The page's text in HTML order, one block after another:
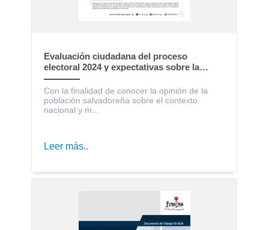
Evaluación ciudadana del proceso
electoral 2024 y expectativas sobre la
gestión gubernamental, legislativa y
municipal
Con la finalidad de conocer la opinión de la
población salvadoreña sobre el contexto
nacional y m...
Leer más..